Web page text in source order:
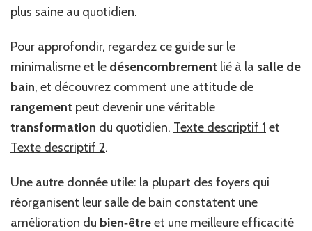
plus saine au quotidien.
Pour approfondir, regardez ce guide sur le
minimalisme et le désencombrement lié à la salle de
bain, et découvrez comment une attitude de
rangement peut devenir une véritable
transformation du quotidien. Texte descriptif 1 et
Texte descriptif 2.
Une autre donnée utile: la plupart des foyers qui
réorganisent leur salle de bain constatent une
amélioration du bien‑êtreet une meilleure efficacité